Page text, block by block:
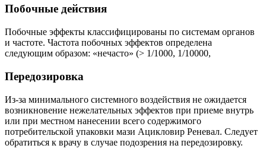
Побочные действия
Побочные эффекты классифицированы по системам органов
и частоте. Частота побочных эффектов определена
следующим образом: «нечасто» (> 1/1000, 1/10000,
Передозировка
Из-за минимального системного воздействия не ожидается
возникновение нежелательных эффектов при приеме внутрь
или при местном нанесении всего содержимого
потребительской упаковки мази Ацикловир Реневал. Следует
обратиться к врачу в случае подозрения на передозировку.